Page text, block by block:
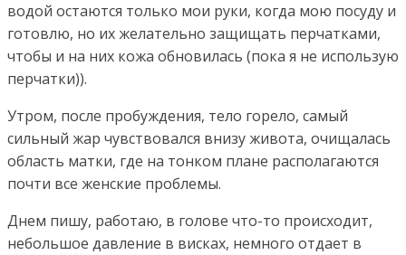
водой остаются только мои руки, когда мою посуду и
готовлю, но их желательно защищать перчатками,
чтобы и на них кожа обновилась (пока я не использую
перчатки)).
Утром, после пробуждения, тело горело, самый
сильный жар чувствовался внизу живота, очищалась
область матки, где на тонком плане располагаются
почти все женские проблемы.
Днем пишу, работаю, в голове что-то происходит,
небольшое давление в висках, немного отдает в